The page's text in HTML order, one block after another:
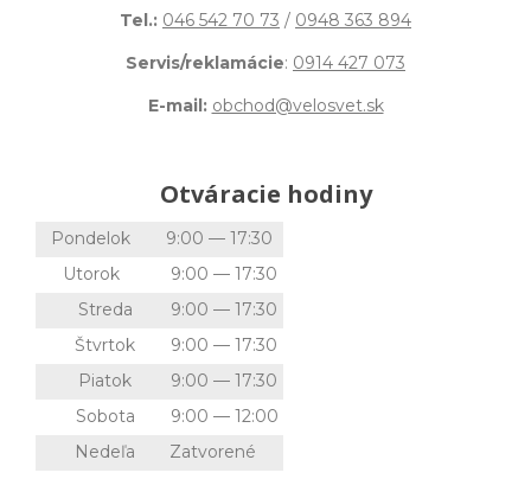
Tel.: 046 542 70 73 / 0948 363 894
Servis/reklamácie: 0914 427 073
E-mail: obchod@velosvet.sk
Otváracie hodiny
Pondelok
9:00 — 17:30
Utorok
9:00 — 17:30
Streda
9:00 — 17:30
Štvrtok
9:00 — 17:30
Piatok
9:00 — 17:30
Sobota
9:00 — 12:00
Nedeľa
Zatvorené